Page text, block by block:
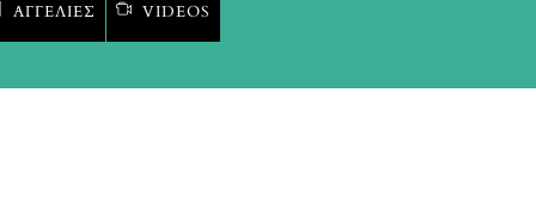
ΑΓΓΕΛΊΕΣ VIDEOS